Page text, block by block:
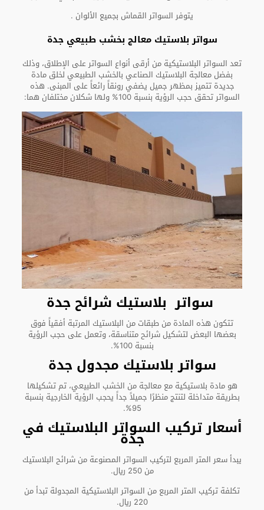
يتوفر السواتر القماش بجميع الألوان .
سواتر بلاستيك معالج بخشب طبيعي جدة
تعد السواتر البلاستيكية من أرقى أنواع السواتر على الإطلاق، وذلك
بفضل معالجة البلاستيك الصناعي بالخشب الطبيعي لخلق مادة
جديدة تتميز بمظهر جميل يضفي رونقاً رائعاً على المبنى. هذه
السواتر تحقق حجب الرؤية بنسبة 100% ولها شكلان مختلفان هما:
سواتر بلاستيك شرائح جدة
تتكون هذه المادة من طبقات من البلاستيك المرتبة أفقياً فوق
بعضها البعض لتشكيل شرائح متناسقة، وتعمل على حجب الرؤية
بنسبة 100%.
سواتر بلاستيك مجدول جدة
هو مادة بلاستيكية مع معالجة من الخشب الطبيعي، تم تشكيلها
بطريقة متداخلة لتنتج منظرًا جميلاً جداً يحجب الرؤية الخارجية بنسبة
95%.
أسعار تركيب السواتر البلاستيك في
جدة
يبدأ سعر المتر المربع لتركيب السواتر المصنوعة من شرائح البلاستيك
من 250 ريال.
تكلفة تركيب المتر المربع من السواتر البلاستيكية المجدولة تبدأ من
220 ريال.